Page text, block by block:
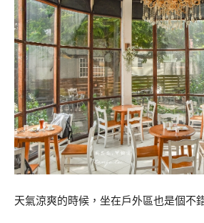
天氣涼爽的時候，坐在戶外區也是個不